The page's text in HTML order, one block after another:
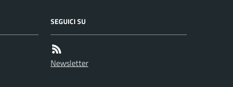
SEGUICI SU
Newsletter